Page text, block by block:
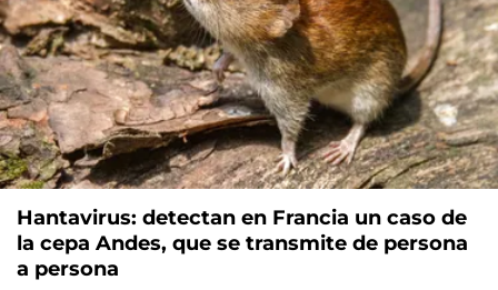
Hantavirus: detectan en Francia un caso de
la cepa Andes, que se transmite de persona
a persona